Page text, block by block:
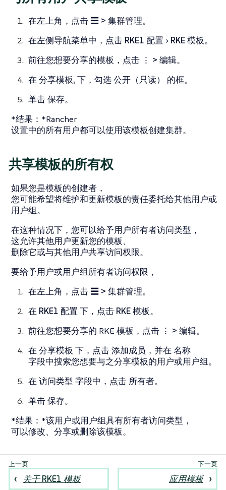
在左上角，点击 ☰ > 集群管理。
在左侧导航菜单中，点击 RKE1 配置 RKE 模板。
前往您想要分享的模板，点击 ⋮ > 编辑。
在分享模板, 下，勾选公开（只读）
的框。
单击保存。
*结果：*Rancher
设置中的所有用户都可以使用该模板创建集群。
共享模板的所有权
如果您是模板的创建者，
您可能希望将维护和更新模板的责任委托给其他用户或
用户组。
在这种情况下，您可以给予用户所有者访问类型，
这允许其他用户更新您的模板、
删除它或与其他用户共享访问权限。
要给予用户或用户组所有者访问权限，
在左上角，点击 ☰ > 集群管理。
在 RKE1 配置 下，点击 RKE 模板。
前往您想要分享的 RKE 模板，点击 ⋮ > 编辑。
在 分享模板 下，点击添加成员 ，并在 名称
字段中搜索您想要与之分享模板的用户或用户组。
在 访问类型 字段中，点击 所有者。
单击保存。
*结果：*该用户或用户组具有所有者访问类型，
可以修改、分享或删除该模板。
关于 RKE1 模板 应用模板